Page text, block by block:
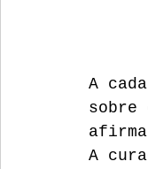
A
A